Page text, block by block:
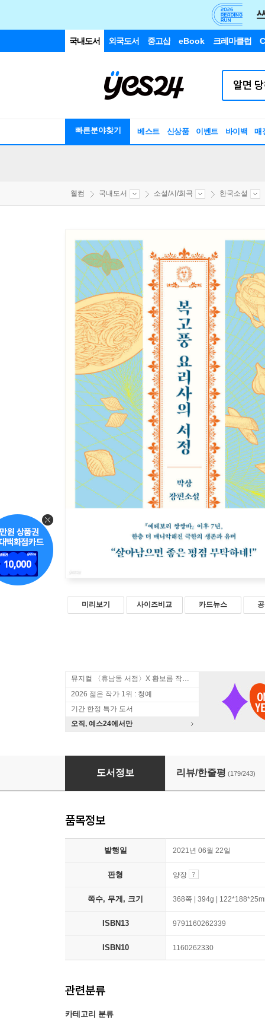
국내도서 외국도서 중고샵 eBook 크레마클럽
빠른분야찾기 베스트 신상품 이벤트 바이백 매
웰컴 국내도서 소설/시/희곡 한국소설
미리보기 사이즈비교 카드뉴스
뮤지컬 〈휴남동 서점〉X 황보름 작가 북토크
2026 젊은 작가 1위 : 청예
기간 한정 특가 도서
오직, 예스24에서만
복고풍 요리사의 서정
도서정보 리뷰/한줄평 (179/243)
품목정보
발행일 2021년 06월 22일
판형 양장
쪽수, 무게, 크기 368쪽 | 394g |
ISBN13 9791160262339
ISBN10 1160262330
관련분류
카테고리 분류